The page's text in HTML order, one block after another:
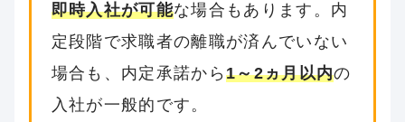
即時入社が可能な場合もあります。内
定段階で求職者の離職が済んでいない
場合も、内定承諾から 1～2ヵ月以内の
入社が一般的です。